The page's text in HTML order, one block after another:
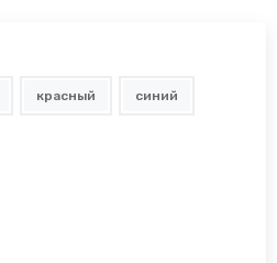
красный синий